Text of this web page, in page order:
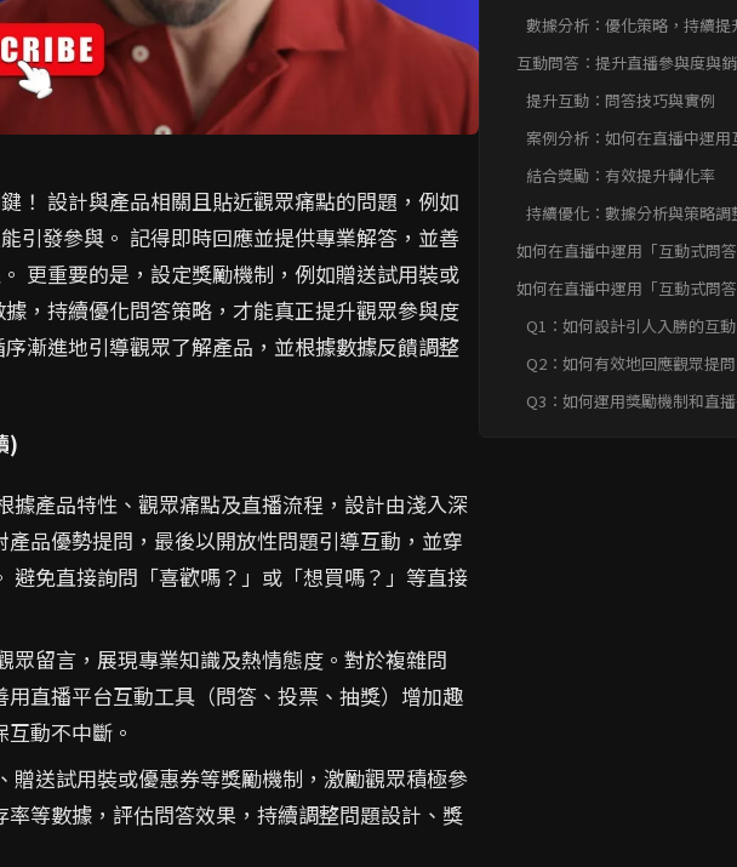
！ 設計與產品相關且貼近觀眾痛點的問題，例如
引發參與。 記得即時回應並提供專業解答，並善
更重要的是，設定獎勵機制，例如贈送試用裝或
，持續優化問答策略，才能真正提升觀眾參與度
漸進地引導觀眾了解產品，並根據數據反饋調整
)
據產品特性、觀眾痛點及直播流程，設計由淺入深
品優勢提問，最後以開放性問題引導互動，並穿
免直接詢問「喜歡嗎？」或「想買嗎？」等直接
眾留言，展現專業知識及熱情態度。對於複雜問
直播平台互動工具（問答、投票、抽獎）增加趣
動不中斷。
贈送試用裝或優惠券等獎勵機制，激勵觀眾積極參
等數據，評估問答效果，持續調整問題設計、獎
數據分析：優化策略，持續提
互動問答：提升直播參與度與
提升互動：問答技巧與實例
案例分析：如何在直播中運用
結合獎勵：有效提升轉化率
持續優化：數據分析與策略調
如何在直播中運用「互動式問
如何在直播中運用「互動式問
快速FAQ
Q1：如何設計引人入勝的互
Q2：如何有效地回應觀眾提
Q3：如何運用獎勵機制和直